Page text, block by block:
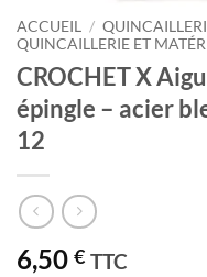
ACCUEIL /
QUINCAILLERIE ET
CROCHET X
épingle – acier
12
6,50 € TTC